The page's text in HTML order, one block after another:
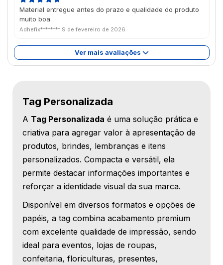
Material entregue antes do prazo e qualidade do produto
muito boa.
Adhefix******** 9 de fevereiro de 2026
Ver mais avaliações
Tag Personalizada
A Tag Personalizada é uma solução prática e
criativa para agregar valor à apresentação de
produtos, brindes, lembranças e itens
personalizados. Compacta e versátil, ela
permite destacar informações importantes e
reforçar a identidade visual da sua marca.
Disponível em diversos formatos e opções de
papéis, a tag combina acabamento premium
com excelente qualidade de impressão, sendo
ideal para eventos, lojas de roupas,
confeitaria, floriculturas, presentes,